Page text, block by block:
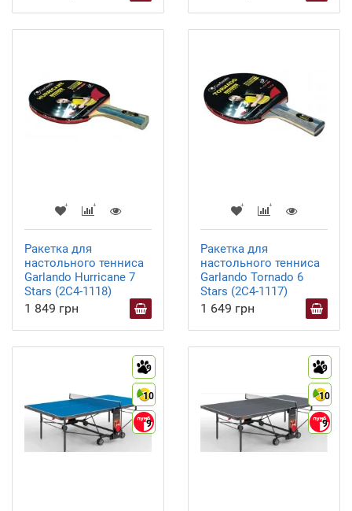
Ракетка для
настольного тенниса
Garlando Hurricane 7
Stars (2C4-1118)
1 849 грн
Ракетка для
настольного тенниса
Garlando Tornado 6
Stars (2C4-1117)
1 649 грн
9
10
9
9
10
9